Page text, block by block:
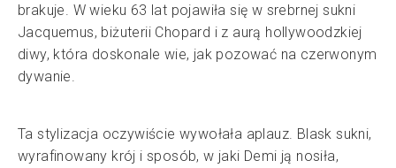
brakuje. W wieku 63 lat pojawiła się w srebrnej sukni
Jacquemus, biżuterii Chopard i z aurą hollywoodzkiej
diwy, która doskonale wie, jak pozować na czerwonym
dywanie.
Ta stylizacja oczywiście wywołała aplauz. Blask sukni,
wyrafinowany krój i sposób, w jaki Demi ją nosiła,